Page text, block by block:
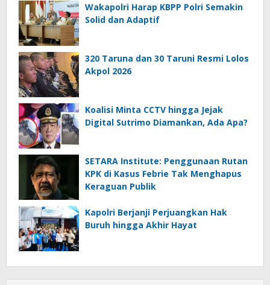
Wakapolri Harap KBPP Polri Semakin
Solid dan Adaptif
320 Taruna dan 30 Taruni Resmi Lolos
Akpol 2026
Koalisi Minta CCTV hingga Jejak
Digital Sutrimo Diamankan, Ada Apa?
SETARA Institute: Penggunaan Rutan
KPK di Kasus Febrie Tak Menghapus
Keraguan Publik
Kapolri Berjanji Perjuangkan Hak
Buruh hingga Akhir Hayat